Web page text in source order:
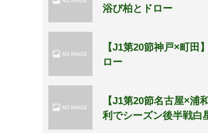
浴び柏とドロー
【J1第20節神戸×町
ロー
【J1第20節名古屋×
利でシーズン後半戦白